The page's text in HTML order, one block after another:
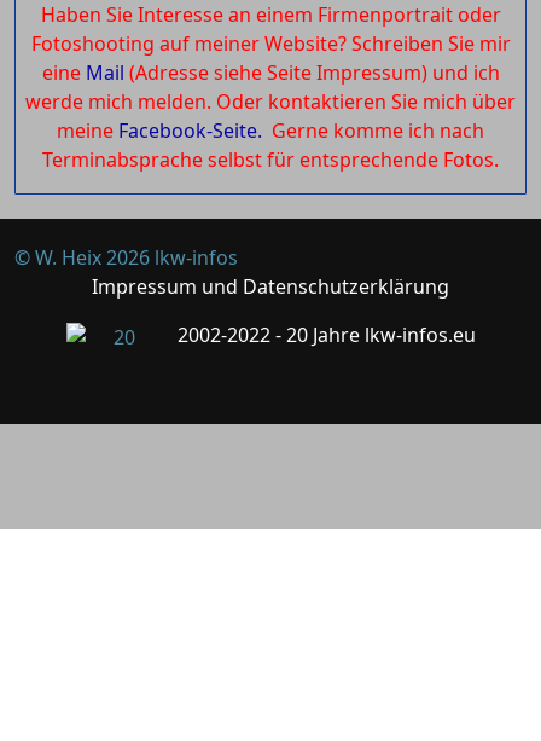
Haben Sie Interesse an einem Firmenportrait oder
Fotoshooting auf meiner Website? Schreiben Sie mir
eine Mail (Adresse siehe Seite Impressum) und ich
werde mich melden. Oder kontaktieren Sie mich über
meine Facebook-Seite. Gerne komme ich nach
Terminabsprache selbst für entsprechende Fotos.
© W. Heix 2026 lkw-infos
Impressum und Datenschutzerklärung
2002-2022 - 20 Jahre lkw-infos.eu